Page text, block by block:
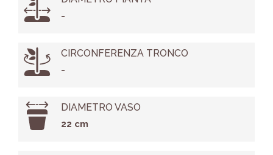
-
CIRCONFERENZA TRONCO
-
DIAMETRO VASO
22 cm